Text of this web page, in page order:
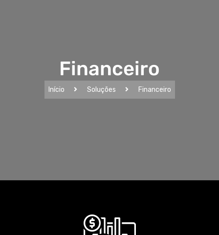
Financeiro
Início Soluções Financeiro